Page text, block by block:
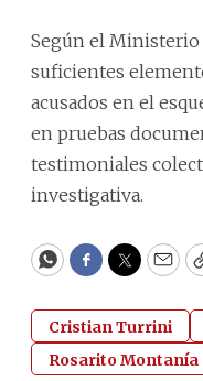
Según el Ministerio
suficientes
acusados en el
en pruebas
testimoniales
investigativa.
WhatsApp
Facebook
Twitter
Cristian Turrini
Rosarito Montanía